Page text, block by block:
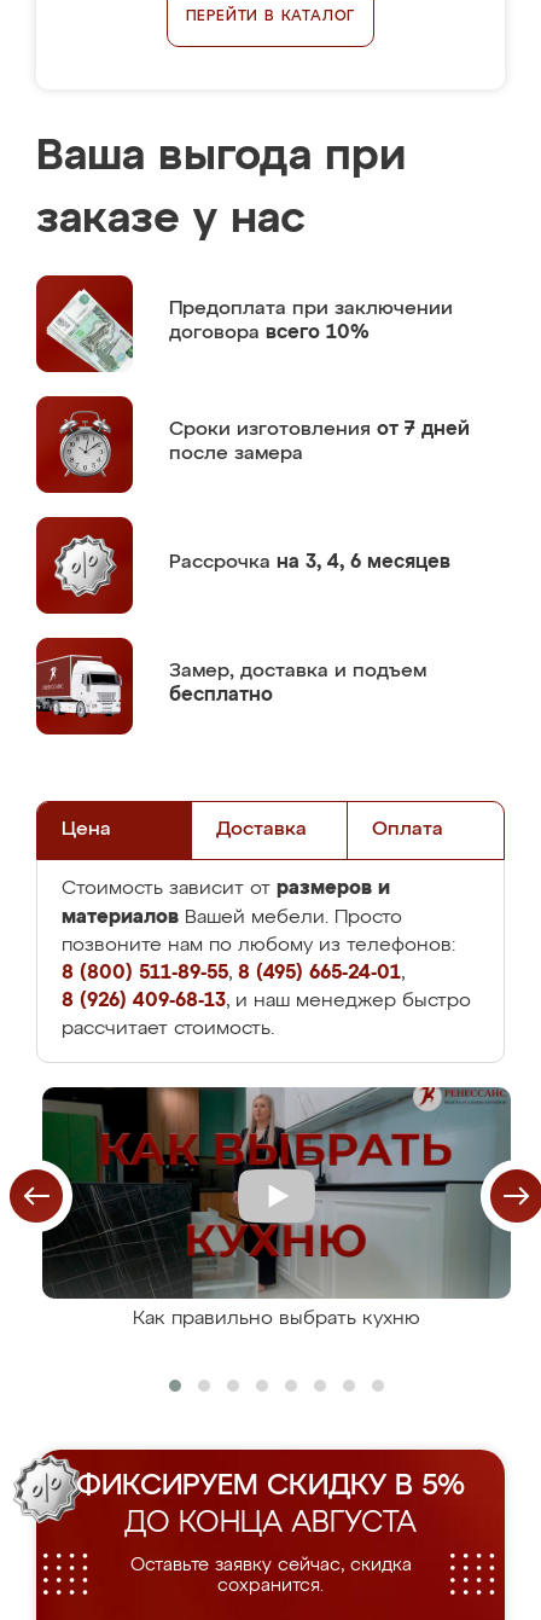
ПЕРЕЙТИ В КАТАЛОГ
Ваша выгода при
заказе у нас
Предоплата при заключении
договора всего 10%
Сроки изготовления от 7 дней
после замера
Рассрочка на 3, 4, 6 месяцев
Замер, доставка и подъем
бесплатно
Цена Доставка Оплата
Стоимость зависит от размеров и
материалов Вашей мебели. Просто
позвоните нам по любому из телефонов:
8 (800) 511-89-55, 8 (495) 665-24-01,
8 (926) 409-68-13, и наш менеджер быстро
рассчитает стоимость.
Как правильно выбрать кухню
ФИКСИРУЕМ СКИДКУ В 5%
ДО КОНЦА АВГУСТА
Оставьте заявку сейчас, скидка
сохранится.